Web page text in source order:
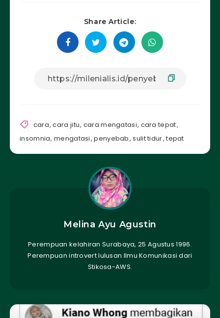
Share Article:
cara,cara jitu, cara mengatasi, cara tepat,
insomnia,mengatasi,penyebab,sulit tidur,tepat
Melina Ayu Agustin
Perempuan kelahiran Surabaya, 25 Agustus 1996.
Perempuan introvert lulusan Ilmu Komunikasi dari
Stikosa-AWS.